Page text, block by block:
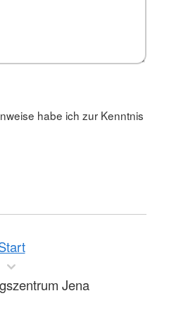
habe ich zur Kenntnis
Jena